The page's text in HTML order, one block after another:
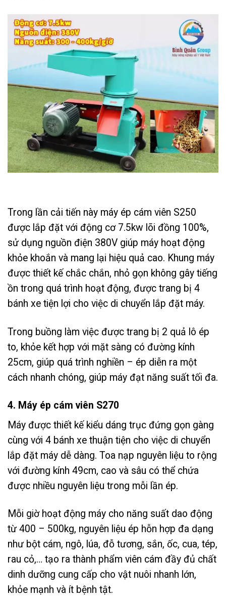
Trong lần cải tiến này máy ép cám viên S250
được lắp đặt với động cơ 7.5kw lõi đồng 100%,
sử dụng nguồn điện 380V giúp máy hoạt động
khỏe khoắn và mang lại hiệu quả cao. Khung máy
được thiết kế chắc chắn, nhỏ gọn không gây tiếng
ồn trong quá trình hoạt động, được trang bị 4
bánh xe tiện lợi cho việc di chuyển lắp đặt máy.
Trong buồng làm việc được trang bị 2 quả lô ép
to, khỏe kết hợp với mặt sàng có đường kính
25cm, giúp quá trình nghiền – ép diễn ra một
cách nhanh chóng, giúp máy đạt năng suất tối đa.
4. Máy ép cám viên S270
Máy được thiết kế kiểu dáng trục đứng gọn gàng
cùng với 4 bánh xe thuận tiện cho việc di chuyển
lắp đặt máy dễ dàng. Toa nạp nguyên liệu to rộng
với đường kính 49cm, cao và sâu có thể chứa
được nhiều nguyên liệu trong mỗi lần ép.
Mỗi giờ hoạt động máy cho năng suất dao động
từ 400 – 500kg, nguyên liệu ép hỗn hợp đa dạng
như bột cám, ngô, lúa, đỗ tương, sắn, ốc, cua, tép,
rau cỏ,… tạo ra thành phẩm viên cám đầy đủ chất
dinh dưỡng cung cấp cho vật nuôi nhanh lớn,
khỏe mạnh và ít bệnh tật.